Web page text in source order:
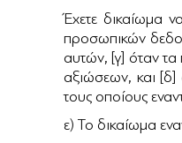
Έχετε δικαίωμα
προσωπικών
αυτών, [γ] όταν τα
αξιώσεων, και [δ]
τους οποίους
ε) Το δικαίωμα